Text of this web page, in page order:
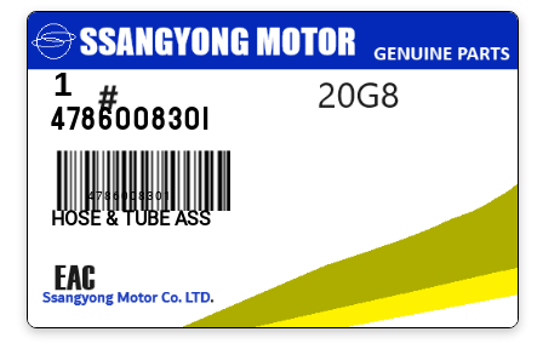
1
4786008301
4786008301
HOSE & TUBE ASS